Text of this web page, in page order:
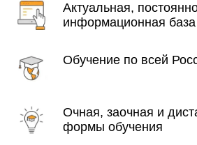
Актуальная,
информационная база
Обучение по всей
Очная, заочная и
формы обучения